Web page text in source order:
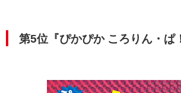
第5位『ぴかぴか ころりん・ぱ